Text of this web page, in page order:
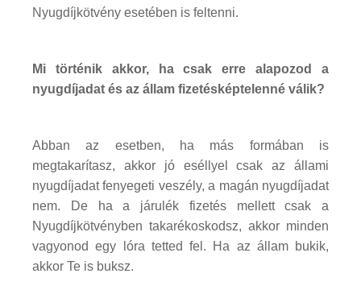
Nyugdíjkötvény esetében is feltenni.
Mi történik akkor, ha csak erre alapozod a
nyugdíjadat és az állam fizetésképtelenné válik?
Abban az esetben, ha más formában is
megtakarítasz, akkor jó eséllyel csak az állami
nyugdíjadat fenyegeti veszély, a magán nyugdíjadat
nem. De ha a járulék fizetés mellett csak a
Nyugdíjkötvényben takarékoskodsz, akkor minden
vagyonod egy lóra tetted fel. Ha az állam bukik,
akkor Te is buksz.